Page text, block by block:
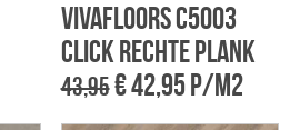
Vivafloors C5003
click rechte plank
43,95€ 42,95 p/m2